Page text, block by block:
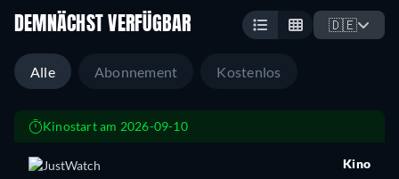
DEMNÄCHST VERFÜGBAR 🇩🇪
Alle Abonnement Kostenlos
Kinostart am 2026-09-10
Kino